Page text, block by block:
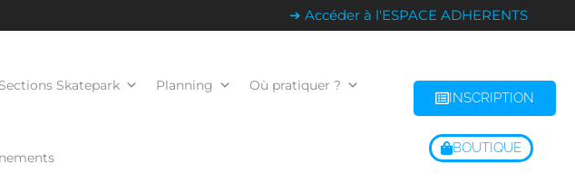
➔ Accéder à l'ESPACE ADHERENTS
Sections Skatepark Planning Où pratiquer ?
INSCRIPTION
BOUTIQUE